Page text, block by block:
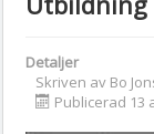
Detaljer
Skriven av Bo
Publicerad 13